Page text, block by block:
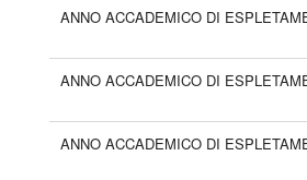
ANNO ACCADEMICO DI
ANNO ACCADEMICO DI
ANNO ACCADEMICO DI